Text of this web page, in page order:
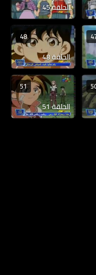
الحلقة 45
48
الحلقة 48
51
الحلقة 51